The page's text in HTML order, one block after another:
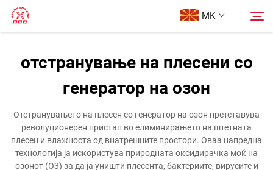
MK
Продукти
За Нас
Пребарување
отстранување на плесени со
генератор на озон
Отстранувањето на плесен со генератор на озон претставува
револуционерен пристап во елиминирањето на штетната
плесен и влажноста од внатрешните простори. Оваа напредна
технологија ја искористува природната оксидирачка моќ на
озонот (O3) за да ја уништи плесента, бактериите, вирусите и